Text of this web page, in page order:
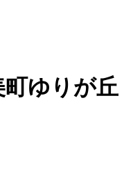
ゆりが丘